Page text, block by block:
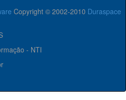
Copyright © 2002-2010 Duraspace
- NTI